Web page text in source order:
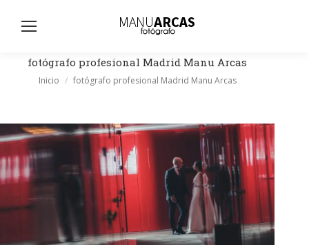
fotógrafo profesional Madrid Manu Arcas
Estás aquí:
Inicio fotógrafo profesional Madrid Manu Arcas